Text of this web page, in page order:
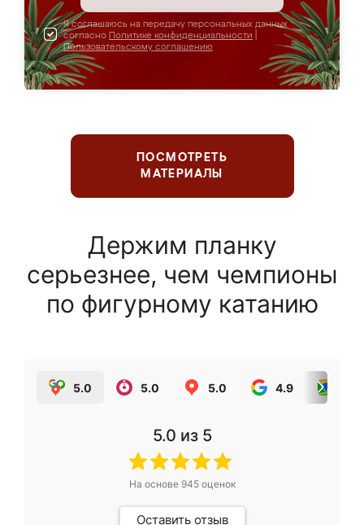
Я соглашаюсь на передачу персональных данных
согласно Политике конфиденциальности
Пользовательскому соглашению
ПОСМОТРЕТЬ
МАТЕРИАЛЫ
Держим планку
серьезнее, чем чемпионы
по фигурному катанию
5.0 5.0 5.0 4.9
5.0 из 5
На основе 945оценок
Оставить отзыв